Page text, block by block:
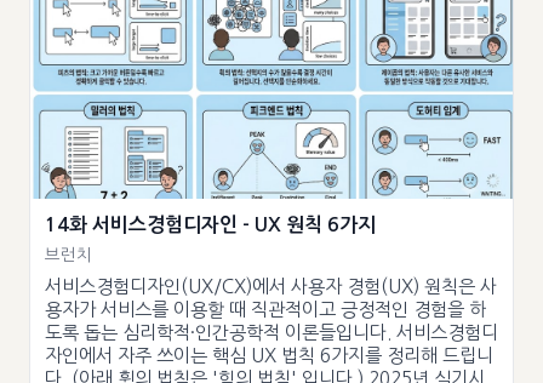
14화 서비스경험디자인 - UX 원칙 6가지
브런치
서비스경험디자인(UX/CX)에서 사용자 경험(UX) 원칙은 사
용자가 서비스를 이용할 때 직관적이고 긍정적인 경험을 하
도록 돕는 심리학적·인간공학적 이론들입니다. 서비스경험디
자인에서 자주 쓰이는 핵심 UX 법칙 6가지를 정리해 드립니
다. (아래 휙의 법칙은 '힉의 법칙' 입니다.) 2025년 실기시